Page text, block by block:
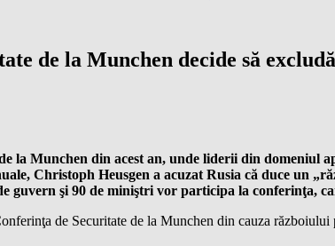
de la Munchen decide să
la Munchen din acest an, unde liderii din domeniul
Christoph Heusgen a acuzat Rusia că duce un
guvern şi 90 de miniştri vor participa la conferinţa,
de Securitate de la Munchen din cauza